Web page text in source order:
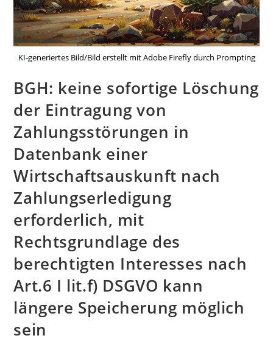
KI-generiertes Bild/Bild erstellt mit Adobe Firefly durch Prompting
BGH: keine sofortige Löschung
der Eintragung von
Zahlungsstörungen in
Datenbank einer
Wirtschaftsauskunft nach
Zahlungserledigung
erforderlich, mit
Rechtsgrundlage des
berechtigten Interesses nach
Art.6 I lit.f) DSGVO kann
längere Speicherung möglich
sein